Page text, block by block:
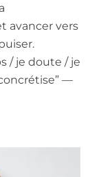
avancer vers
/ je doute / je
—